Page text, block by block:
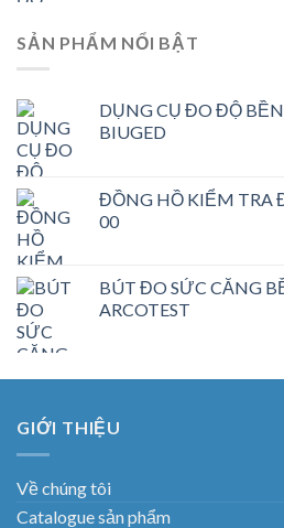
SẢN PHẨM NỔI BẬT
DỤNG CỤ ĐO ĐỘ
BIUGED
ĐỒNG HỒ KIỂM TRA
00
BÚT ĐO SỨC CĂNG
ARCOTEST
GIỚI THIỆU
Về chúng tôi
Catalogue sản phẩm